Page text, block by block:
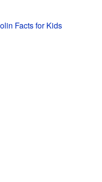
Facts for Kids